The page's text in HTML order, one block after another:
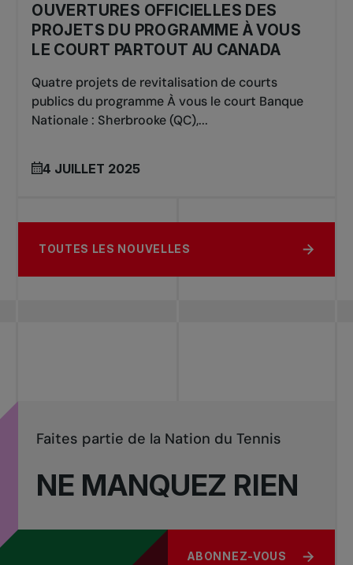
OUVERTURES OFFICIELLES DES
PROJETS DU PROGRAMME À VOUS
LE COURT PARTOUT AU CANADA
Quatre projets de revitalisation de courts
publics du programme À vous le court Banque
Nationale : Sherbrooke (QC),...
4 JUILLET 2025
TOUTES LES NOUVELLES
NE MANQUEZ RIEN
Faites partie de la Nation du Tennis
ABONNEZ-VOUS